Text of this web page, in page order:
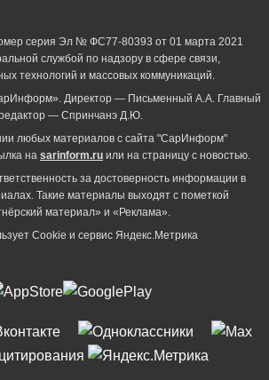
серия Эл № ФС77-80393 от 01 марта 2021
службой по надзору в сфере связи,
технологий и массовых коммуникаций.
Директор — Письменный А.А. Главный
— Спринчанэ Д.Ю.
любых материалов с сайта "СарИнформ"
на sarinform.ru или на страницу с новостью.
за достоверность информации в
Такие материалы выходят с пометкой
материал» и «Реклама».
Cookie и сервиc Яндекс.Метрика